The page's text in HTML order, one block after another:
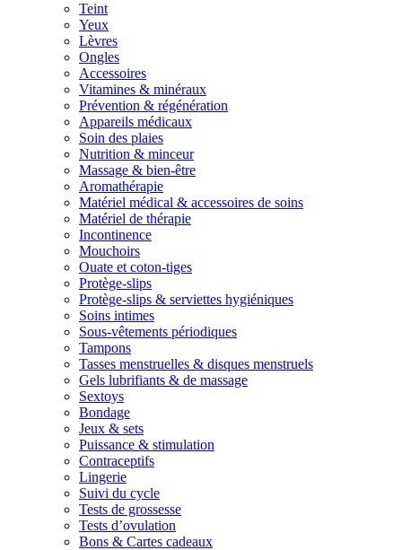
Teint
Yeux
Lèvres
Ongles
Accessoires
Vitamines & minéraux
Prévention & régénération
Appareils médicaux
Soin des plaies
Nutrition & minceur
Massage & bien-être
Aromathérapie
Matériel médical & accessoires de soins
Matériel de thérapie
Incontinence
Mouchoirs
Ouate et coton-tiges
Protège-slips
Protège-slips & serviettes hygiéniques
Soins intimes
Sous-vêtements périodiques
Tampons
Tasses menstruelles & disques menstruels
Gels lubrifiants & de massage
Sextoys
Bondage
Jeux & sets
Puissance & stimulation
Contraceptifs
Lingerie
Suivi du cycle
Tests de grossesse
Tests d’ovulation
Bons & Cartes cadeaux